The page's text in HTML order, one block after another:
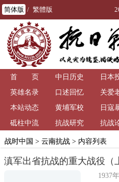
简体版 / 繁體版
首 页 中日历史 日本
英雄名录
口述回忆 关爱
本站动态
黄埔军校 日寇
砥柱中流
抗战研究 抗战
战时中国 > 云南抗战> 内容列表
滇军出省抗战的重大战役（
1937